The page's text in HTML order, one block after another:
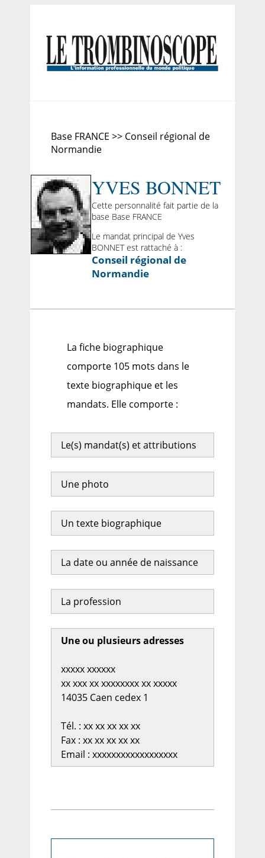
Base FRANCE >> Conseil régional de
Normandie
YVES BONNET
Cette personnalité fait partie de la
base Base FRANCE
Le mandat principal de Yves
BONNET est rattaché à :
Conseil régional de
Normandie
La fiche biographique
comporte 105 mots dans le
texte biographique et les
mandats. Elle comporte :
Le(s) mandat(s) et attributions
Une photo
Un texte biographique
La date ou année de naissance
La profession
Une ou plusieurs adresses
xxxxx xxxxxx
xx xxx xx xxxxxxxx xx xxxxx
14035 Caen cedex 1
Tél. : xx xx xx xx xx
Fax : xx xx xx xx xx
Email : xxxxxxxxxxxxxxxxxx